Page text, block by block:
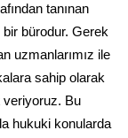
tanınan
bürodur. Gerek
uzmanlarımız ile
sahip olarak
veriyoruz. Bu
hukuki konularda